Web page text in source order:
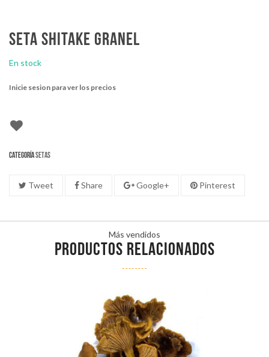
Seta shitake granel
En stock
Inicie sesion para ver los precios
CategoríaSetas
Tweet Share Google+ Pinterest
Más vendidos
PRODUCTOS RELACIONADOS